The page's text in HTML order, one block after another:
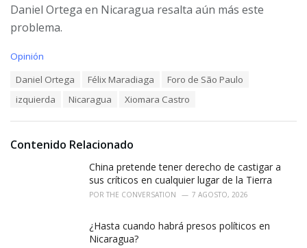
Daniel Ortega en Nicaragua resalta aún más este
problema.
C
i
Opinión
Daniel Ortega Félix Maradiaga
Foro de São Paulo
izquierda
Nicaragua Xiomara Castro
Contenido Relacionado
China pretende tener derecho de castigar a
sus críticos en cualquier lugar de la Tierra
POR THE CONVERSATION 7 AGOSTO, 2026
¿Hasta cuando habrá presos políticos en
Nicaragua?